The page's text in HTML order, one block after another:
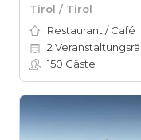
Tirol / Tirol
Restaurant / Café
2
150 Gäste